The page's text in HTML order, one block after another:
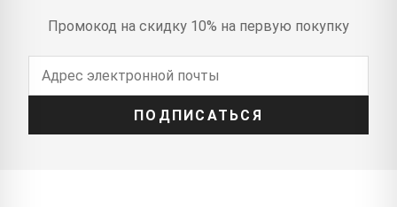
Промокод на скидку 10% на первую покупку
ПОДПИСАТЬСЯ